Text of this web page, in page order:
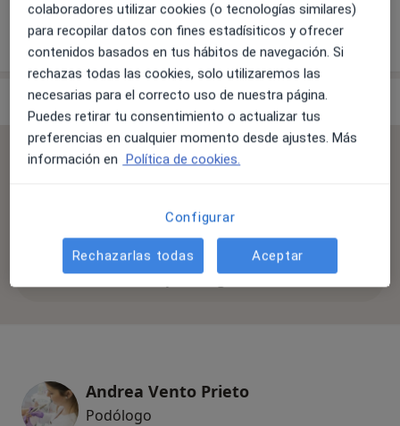
¿Cómo funcionan los precios?
Especialistas & aseguradoras
Se aceptan aseguradoras
ubicación y el servicio. Confirma la cobertura en el
Filtrar por aseguradora
Andrea Vento Prieto
Podólogo
colaboradores utilizar cookies (o tecnologías similares)
para recopilar datos con fines estadísiticos y ofrecer
contenidos basados en tus hábitos de navegación. Si
rechazas todas las cookies, solo utilizaremos las
necesarias para el correcto uso de nuestra página.
Puedes retirar tu consentimiento o actualizar tus
preferencias en cualquier momento desde ajustes. Más
información en Política de cookies.
Configurar
Rechazarlas todas Aceptar